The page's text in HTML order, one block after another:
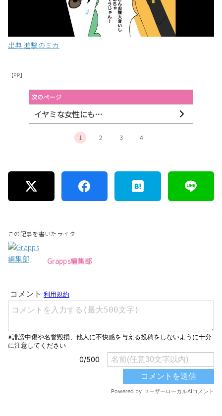
出典:進撃のミカ
【PR】
次のページ
イヤミな女性にも…
1 2 3 4
この記事を書いたライター
Grapps編集部